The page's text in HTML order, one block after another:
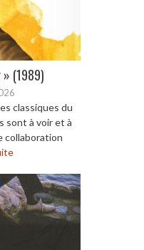
» (1989)
classiques du
sont à voir et à
collaboration